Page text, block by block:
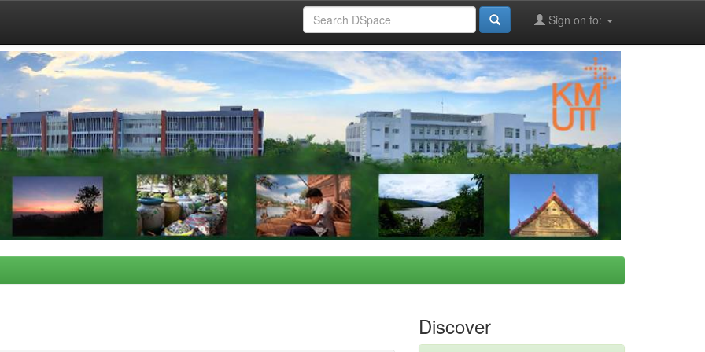
Sign on to:
Discover